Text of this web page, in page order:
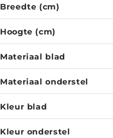
Breedte (cm)
Hoogte (cm)
Materiaal blad
Materiaal onderstel
Kleur blad
Kleur onderstel